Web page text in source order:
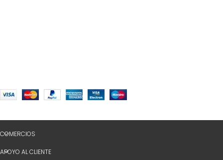
COMERCIOS
APOYO AL CLIENTE